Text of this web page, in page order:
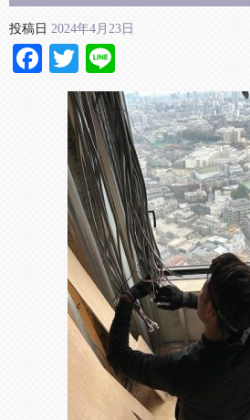
投稿日 2024年4月23日
Facebook
Twitter